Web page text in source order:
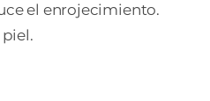
el enrojecimiento.
piel.